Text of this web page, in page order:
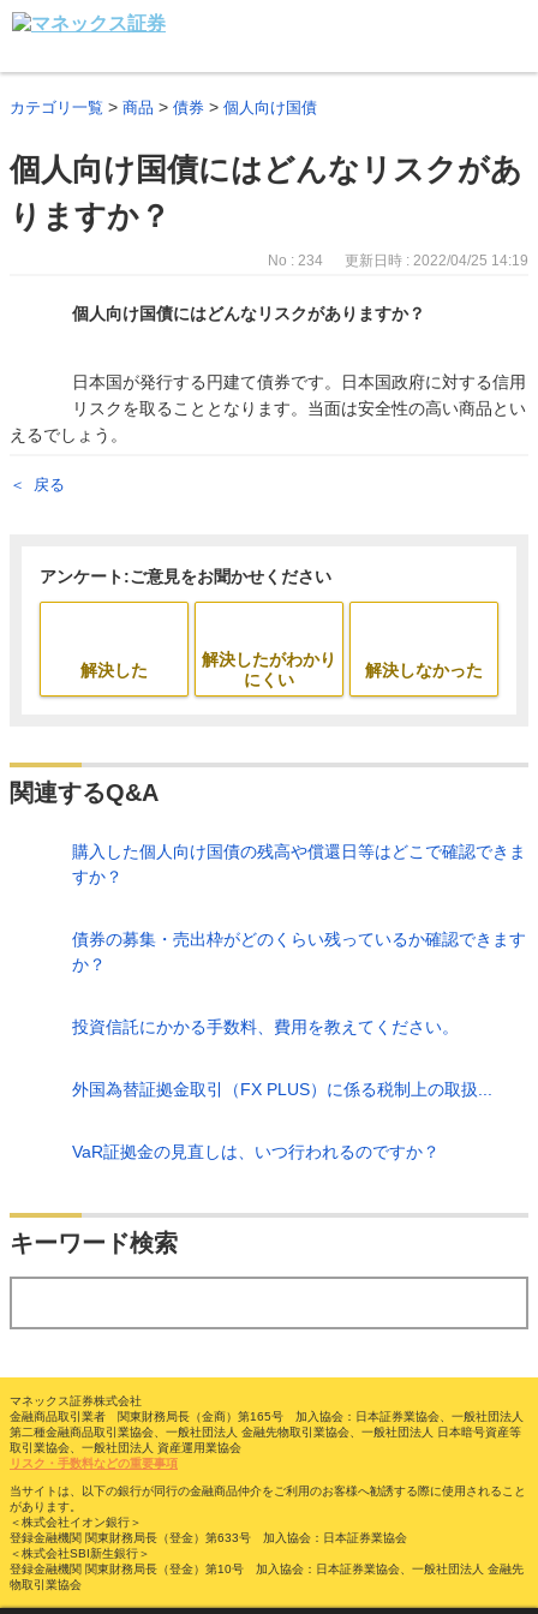
カテゴリ一覧 > 商品 > 債券 > 個人向け国債
個人向け国債にはどんなリスクがあ
りますか？
No : 234 更新日時 : 2022/04/25 14:19
個人向け国債にはどんなリスクがありますか？
日本国が発行する円建て債券です。日本国政府に対する信用
リスクを取ることとなります。当面は安全性の高い商品とい
えるでしょう。
戻る
アンケート:ご意見をお聞かせください
解決した
解決したがわかり
にくい
解決しなかった
関連するQ&A
購入した個人向け国債の残高や償還日等はどこで確認できま
すか？
債券の募集・売出枠がどのくらい残っているか確認できます
か？
投資信託にかかる手数料、費用を教えてください。
外国為替証拠金取引（FX PLUS）に係る税制上の取扱...
VaR証拠金の見直しは、いつ行われるのですか？
キーワード検索
マネックス証券株式会社
金融商品取引業者 関東財務局長（金商）第165号 加入協会：日本証券業協会、一般社団法人
第二種金融商品取引業協会、一般社団法人 金融先物取引業協会、一般社団法人 日本暗号資産等
取引業協会、一般社団法人 資産運用業協会
リスク・手数料などの重要事項
当サイトは、以下の銀行が同行の金融商品仲介をご利用のお客様へ勧誘する際に使用されること
があります。
＜株式会社イオン銀行＞
登録金融機関 関東財務局長（登金）第633号 加入協会：日本証券業協会
＜株式会社SBI新生銀行＞
登録金融機関 関東財務局長（登金）第10号 加入協会：日本証券業協会、一般社団法人 金融先
物取引業協会